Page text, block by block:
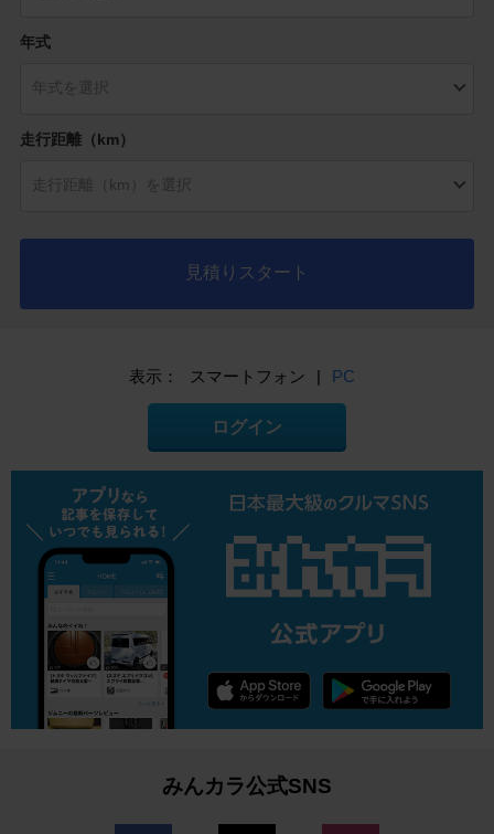
年式
走行距離（km）
見積りスタート
表示： スマートフォン | PC
ログイン
みんカラ公式SNS